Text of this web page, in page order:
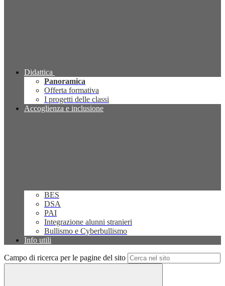
Didattica
Panoramica
Offerta formativa
I progetti delle classi
Accoglienza e inclusione
BES
DSA
PAI
Integrazione alunni stranieri
Bullismo e Cyberbullismo
Info utili
Campo di ricerca per le pagine del sito